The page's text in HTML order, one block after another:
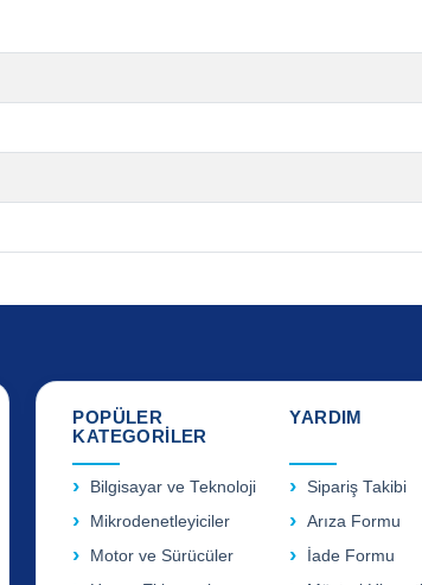
POPÜLER
KATEGORİLER
Bilgisayar ve Teknoloji
Mikrodenetleyiciler
Motor ve Sürücüler
YARDIM
Sipariş Takibi
Arıza Formu
İade Formu